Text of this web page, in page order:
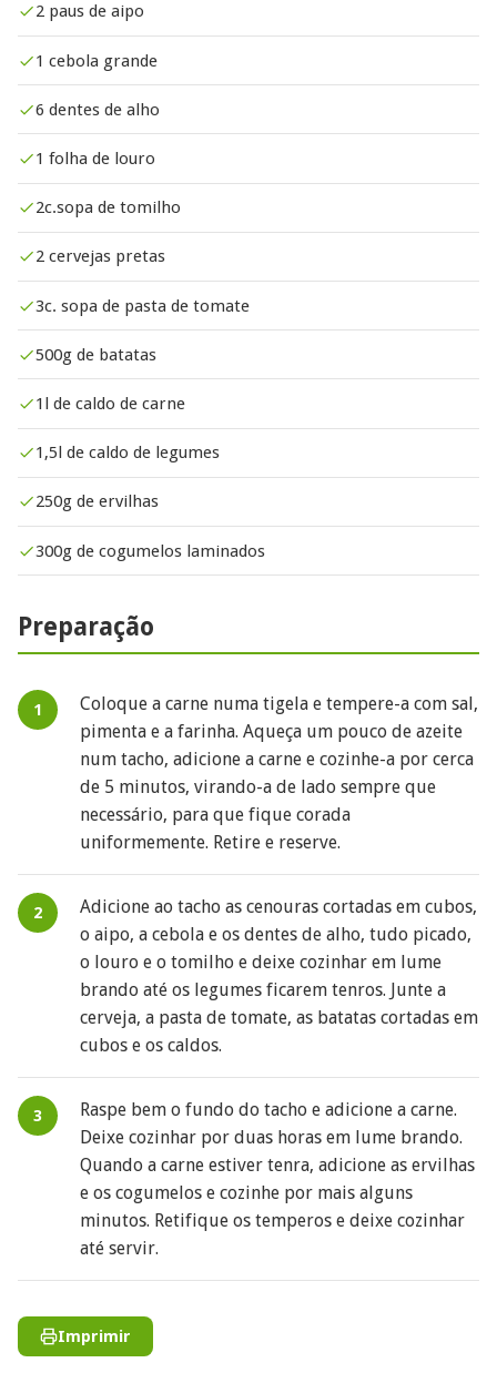
2 paus de aipo
1 cebola grande
6 dentes de alho
1 folha de louro
2c.sopa de tomilho
2 cervejas pretas
3c. sopa de pasta de tomate
500g de batatas
1l de caldo de carne
1,5l de caldo de legumes
250g de ervilhas
300g de cogumelos laminados
Preparação
Coloque a carne numa tigela e tempere-a com sal,
pimenta e a farinha. Aqueça um pouco de azeite
num tacho, adicione a carne e cozinhe-a por cerca
de 5 minutos, virando-a de lado sempre que
necessário, para que fique corada
uniformemente. Retire e reserve.
Adicione ao tacho as cenouras cortadas em cubos,
o aipo, a cebola e os dentes de alho, tudo picado,
o louro e o tomilho e deixe cozinhar em lume
brando até os legumes ficarem tenros. Junte a
cerveja, a pasta de tomate, as batatas cortadas em
cubos e os caldos.
Raspe bem o fundo do tacho e adicione a carne.
Deixe cozinhar por duas horas em lume brando.
Quando a carne estiver tenra, adicione as ervilhas
e os cogumelos e cozinhe por mais alguns
minutos. Retifique os temperos e deixe cozinhar
até servir.
Imprimir